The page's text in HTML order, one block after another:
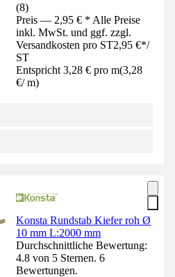
(8)
Preis — 2,95 € * Alle Preise
inkl. MwSt. und ggf. zzgl.
Versandkosten pro ST2,95 €*/
ST
Entspricht 3,28 € pro m(3,28
€/ m)
Konsta Rundstab Kiefer roh Ø
10 mm L:2000 mm
Durchschnittliche Bewertung:
4.8 von 5 Sternen. 6
Bewertungen.